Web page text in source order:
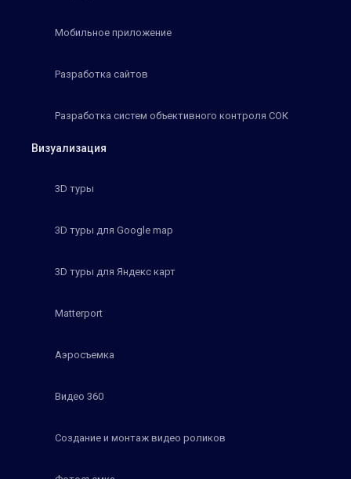
Мобильное приложение
Разработка сайтов
Разработка систем объективного контроля СОК
Визуализация
3D туры
3D туры для Google map
3D туры для Яндекс карт
Matterport
Аэросъемка
Видео 360
Создание и монтаж видео роликов